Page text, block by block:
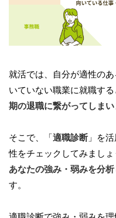
就活では、自分が適性の
いていない職業に就職す
期の退職に繋がってしま
そこで、「適職診断」を
性をチェックしてみましょ
あなたの強み・弱みを分
す。